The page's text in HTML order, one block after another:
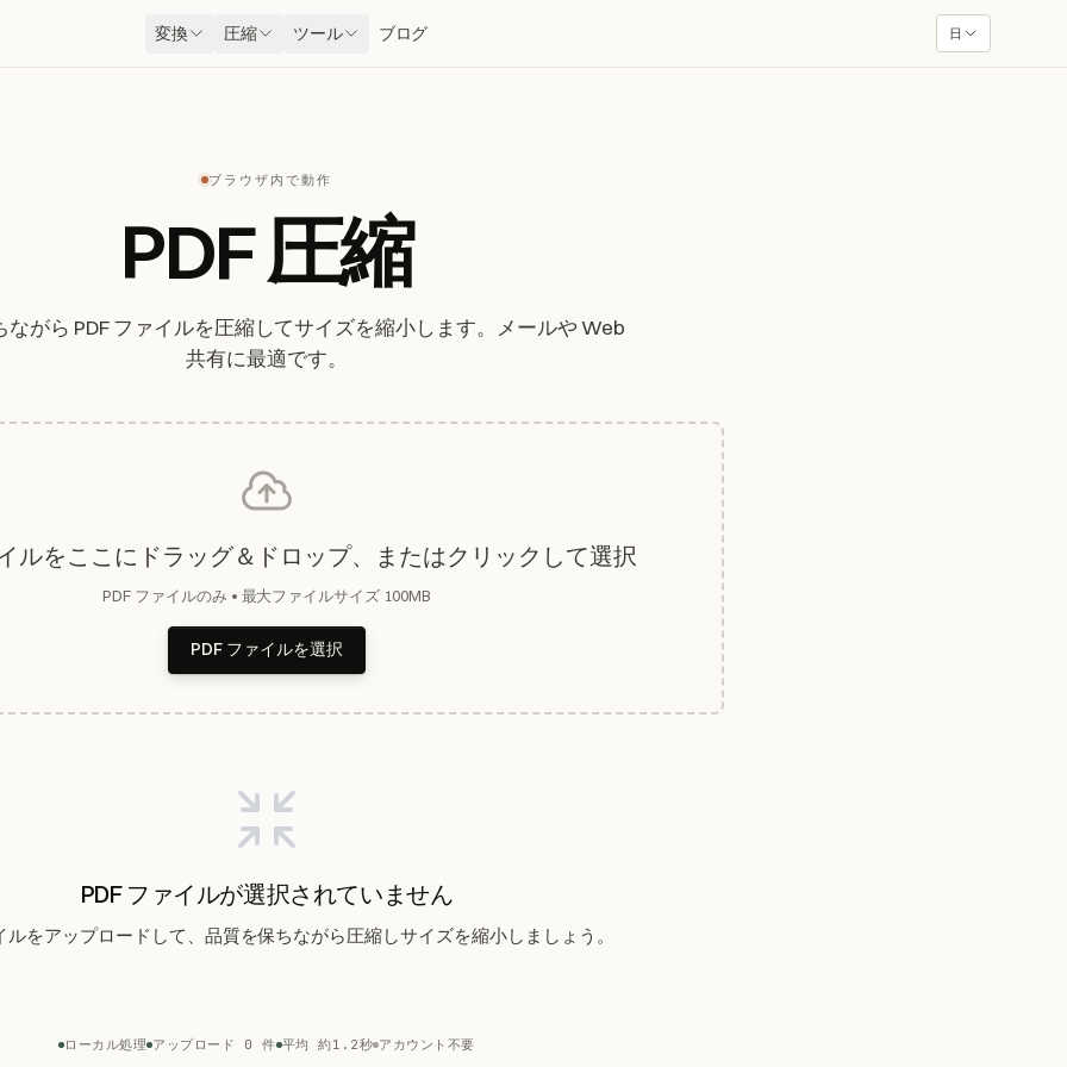
変換 圧縮 ツール ブログ 日
ブラウザ内で動作
PDF 圧縮
ながら PDF ファイルを圧縮してサイズを縮小します。メールや Web
共有に最適です。
ルをここにドラッグ＆ドロップ、またはクリックして選択
PDF ファイルのみ • 最大ファイルサイズ 100MB
PDF ファイルを選択
PDF ファイルが選択されていません
ルをアップロードして、品質を保ちながら圧縮しサイズを縮小しましょう。
ローカル処理 アップロード 0 件 平均 約1.2秒 アカウント不要